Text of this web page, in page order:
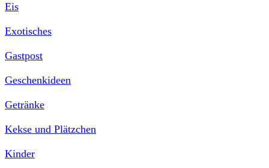
Eis
Exotisches
Gastpost
Geschenkideen
Getränke
Kekse und Plätzchen
Kinder